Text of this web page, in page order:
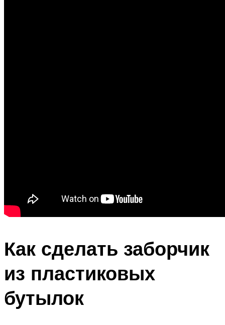
Как сделать заборчик
из пластиковых
бутылок